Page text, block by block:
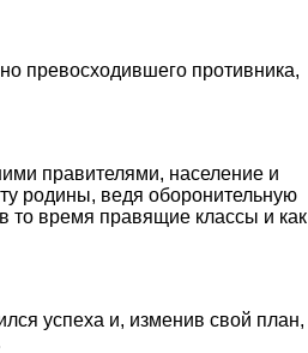
превосходившего противника,
правителями, население и
родины, ведя оборонительную
то время правящие классы и как
успеха и, изменив свой план,